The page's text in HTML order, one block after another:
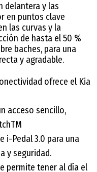
delantera y las
en puntos clave
las curvas y la
de hasta el 50 %
baches, para una
y agradable.
ofrece el Kia
acceso sencillo,
i-Pedal 3.0 para una
y seguridad.
permite tener al día el